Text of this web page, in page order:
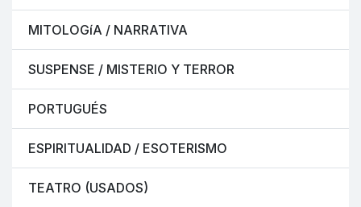
MITOLOGíA / NARRATIVA
SUSPENSE / MISTERIO Y TERROR
PORTUGUÉS
ESPIRITUALIDAD / ESOTERISMO
TEATRO (USADOS)